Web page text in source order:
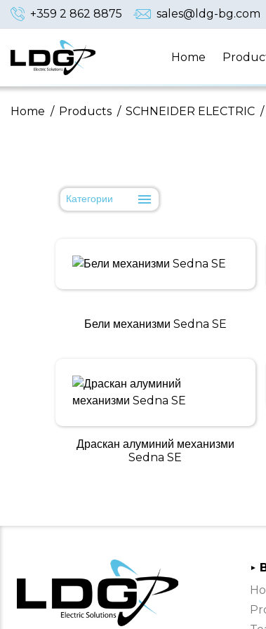
+359 2 862 8875 sales@ldg-bg.com
Home
/
Home /
Products /
SCHNEIDER ELECTRIC
Категории
Бели механизми Sedna SE
Драскан алуминий механизми
Sedna SE
►